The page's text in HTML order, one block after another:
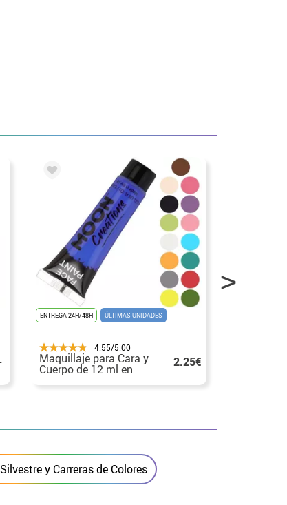
ENTREGA 24H/48H ÚLTIMAS UNIDADES
4.55/5.00
Maquillaje para Cara y
Cuerpo de 12 ml en
varios colores
2.25€
y Carreras de Colores